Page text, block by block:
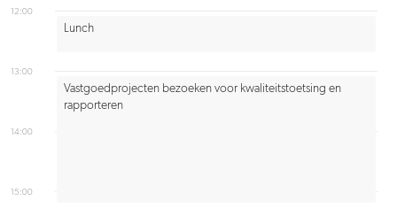
12:00
13:00
14:00
15:00
Lunch
Vastgoedprojecten bezoeken voor kwaliteitstoetsing en
rapporteren